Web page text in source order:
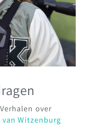
Verhalen over
Witzenburg